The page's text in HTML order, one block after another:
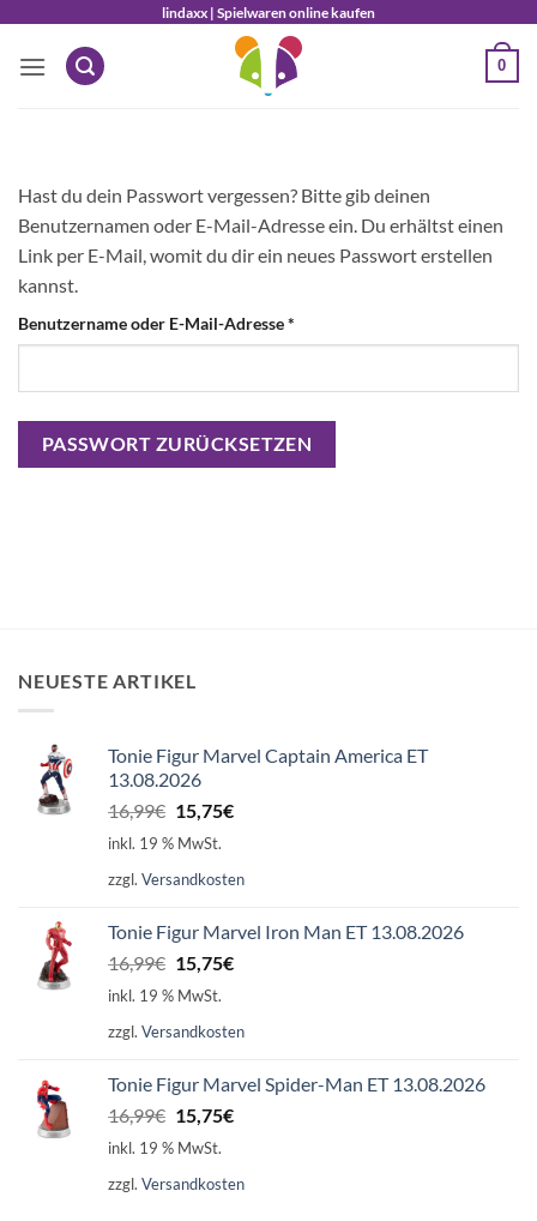
springen
lindaxx | Spielwaren online kaufen
0
Hast du dein Passwort vergessen? Bitte gib deinen
Benutzernamen oder E-Mail-Adresse ein. Du erhältst einen
Link per E-Mail, womit du dir ein neues Passwort erstellen
kannst.
Benutzername oder E-Mail-Adresse*
PASSWORT ZURÜCKSETZEN
NEUESTE ARTIKEL
Tonie Figur Marvel Captain America ET
13.08.2026
16,99€ Ursprünglicher
Preis
16,99€
15,75€Aktueller
15,75€.
inkl. 19 % MwSt.
zzgl. Versandkosten
Tonie Figur Marvel Iron Man ET 13.08.2026
16,99€ Ursprünglicher
Preis
16,99€
15,75€Aktueller
15,75€.
inkl. 19 % MwSt.
zzgl. Versandkosten
Tonie Figur Marvel Spider-Man ET 13.08.2026
16,99€ Ursprünglicher
Preis
16,99€
15,75€Aktueller
15,75€.
inkl. 19 % MwSt.
zzgl. Versandkosten